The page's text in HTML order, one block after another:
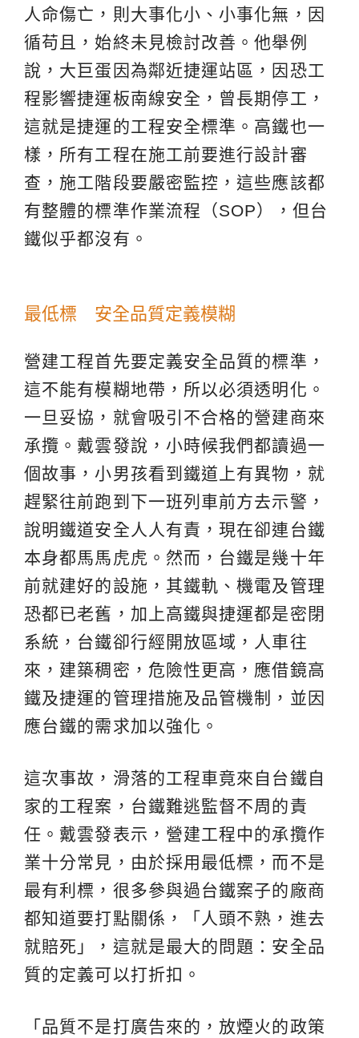
人命傷亡，則大事化小、小事化無，因
循苟且，始終未見檢討改善。他舉例
說，大巨蛋因為鄰近捷運站區，因恐工
程影響捷運板南線安全，曾長期停工，
這就是捷運的工程安全標準。高鐵也一
樣，所有工程在施工前要進行設計審
查，施工階段要嚴密監控，這些應該都
有整體的標準作業流程（SOP），但台
鐵似乎都沒有。
最低標 安全品質定義模糊
營建工程首先要定義安全品質的標準，
這不能有模糊地帶，所以必須透明化。
一旦妥協，就會吸引不合格的營建商來
承攬。戴雲發說，小時候我們都讀過一
個故事，小男孩看到鐵道上有異物，就
趕緊往前跑到下一班列車前方去示警，
說明鐵道安全人人有責，現在卻連台鐵
本身都馬馬虎虎。然而，台鐵是幾十年
前就建好的設施，其鐵軌、機電及管理
恐都已老舊，加上高鐵與捷運都是密閉
系統，台鐵卻行經開放區域，人車往
來，建築稠密，危險性更高，應借鏡高
鐵及捷運的管理措施及品管機制，並因
應台鐵的需求加以強化。
這次事故，滑落的工程車竟來自台鐵自
家的工程案，台鐵難逃監督不周的責
任。戴雲發表示，營建工程中的承攬作
業十分常見，由於採用最低標，而不是
最有利標，很多參與過台鐵案子的廠商
都知道要打點關係，「人頭不熟，進去
就賠死」，這就是最大的問題：安全品
質的定義可以打折扣。
「品質不是打廣告來的，放煙火的政策